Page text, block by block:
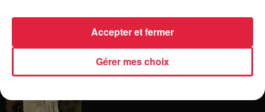
Les dernières infos sur la venue du
pape à Metz en septembre
Gérer mes choix
Accepter et fermer